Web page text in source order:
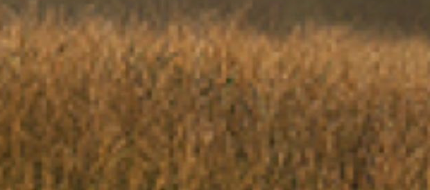
pour une durée de 10 ans, et
désinscrire à tout moment en
au bas de chacunes de ces